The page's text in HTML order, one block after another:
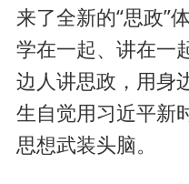
来了全新的“思政”
学在一起、讲在一
边人讲思政，用身
生自觉用习近平新
思想武装头脑。